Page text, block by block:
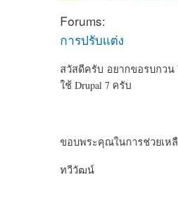
Forums:
การปรับแต่ง
สวัสดีครับ อยากขอรบกวน
ใช้ Drupal 7 ครับ
ขอบพระคุณในการช่วยเห
ทวีวัฒน์